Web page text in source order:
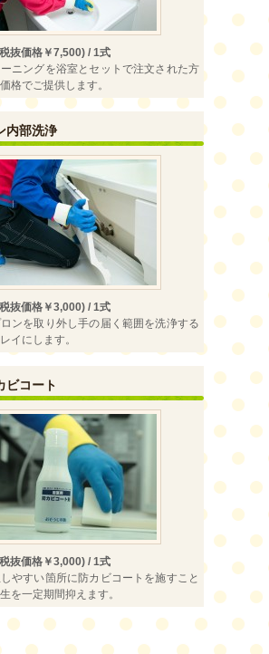
抜価格￥7,500) / 1式
ニングを浴室とセットで注文された方
格でご提供します。
内部洗浄
抜価格￥3,000) / 1式
ンを取り外し手の届く範囲を洗浄する
イにします。
ビコート
抜価格￥3,000) / 1式
やすい箇所に防カビコートを施すこと
を一定期間抑えます。